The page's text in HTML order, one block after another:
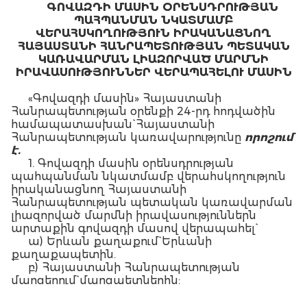
ԳՈՎԱԶԴԻ ՄԱՍԻՆ ՕՐԵՆՍԴՐՈՒԹՅԱՆ
ՊԱՀՊԱՆՄԱՆ ՆԿԱՏՄԱՄԲ
ՎԵՐԱՀՍԿՈՂՈՒԹՅՈՒՆ ԻՐԱԿԱՆԱՑՆՈՂ
ՀԱՅԱՍՏԱՆԻ ՀԱՆՐԱՊԵՏՈՒԹՅԱՆ ՊԵՏԱԿԱՆ
ԿԱՌԱՎԱՐՄԱՆ ԼԻԱԶՈՐՎԱԾ ՄԱՐՄՆԻ
ԻՐԱՎԱՍՈՒԹՅՈՒՆՆԵՐ ՎԵՐԱՊԱՀԵԼՈՒ ՄԱՍԻՆ
«Գովազդի մասին» Հայաստանի
Հանրապետության օրենքի 24-րդ հոդվածին
համապատասխան` Հայաստանի
Հանրապետության կառավարությունը որոշում
է.
1. Գովազդի մասին օրենսդրության
պահպանման նկատմամբ վերահսկողություն
իրականացնող Հայաստանի
Հանրապետության պետական կառավարման
լիազորված մարմնի իրավասություններն
արտաքին գովազդի մասով վերապահել`
ա) Երևան քաղաքում` Երևանի
քաղաքապետին.
բ) Հայաստանի Հանրապետության
մարզերում` մարզպետներին: